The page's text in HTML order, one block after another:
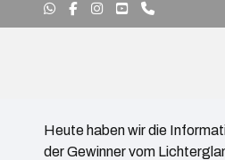
Heute haben wir die
der Gewinner vom